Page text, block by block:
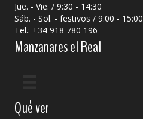
Jue. - Vie. / 9:30 - 14:30
Sáb. - Sol. - festivos / 9:00 - 15:00
Tel.: +34 918 780 196
Manzanares el Real
Qué ver